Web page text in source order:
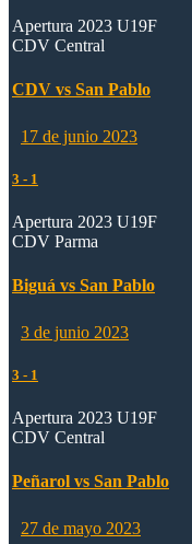
Apertura 2023 U19F
CDV Central
CDV vs San Pablo
17 de junio 2023
3 - 1
Apertura 2023 U19F
CDV Parma
Biguá vs San Pablo
3 de junio 2023
3 - 1
Apertura 2023 U19F
CDV Central
Peñarol vs San Pablo
27 de mayo 2023